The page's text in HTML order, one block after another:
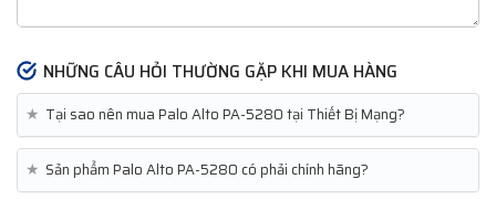
NHỮNG CÂU HỎI THƯỜNG GẶP KHI MUA HÀNG
★ Tại sao nên mua Palo Alto PA-5280 tại Thiết Bị Mạng?
★ Sản phẩm Palo Alto PA-5280 có phải chính hãng?